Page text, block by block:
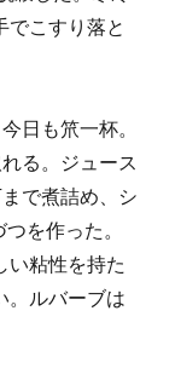
でこすり落と
日も笊一杯。
る。ジュース
で煮詰め、シ
を作った。
い粘性を持た
。ルバーブは